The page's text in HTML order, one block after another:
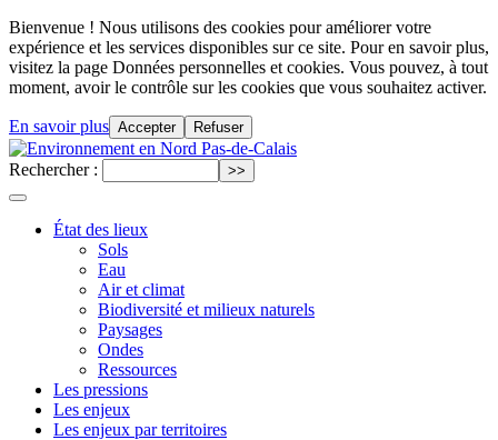
Bienvenue ! Nous utilisons des cookies pour améliorer votre
expérience et les services disponibles sur ce site. Pour en savoir plus,
visitez la page Données personnelles et cookies. Vous pouvez, à tout
moment, avoir le contrôle sur les cookies que vous souhaitez activer.
En savoir plus Accepter Refuser
Rechercher :
État des lieux
Sols
Eau
Air et climat
Biodiversité et milieux naturels
Paysages
Ondes
Ressources
Les pressions
Les enjeux
Les enjeux par territoires